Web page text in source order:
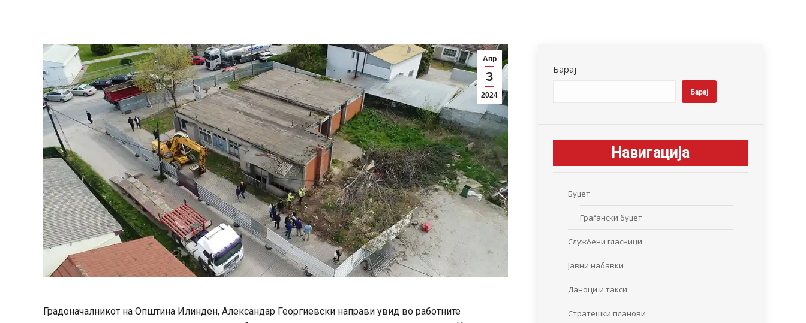
Апр
3
2024
Градоначалникот на Општина Илинден, Александар Георгиевски направи увид во работните
Барај
Барај
Навигација
Буџет
Граѓански буџет
Службени гласници
Јавни набавки
Даноци и такси
Стратешки планови